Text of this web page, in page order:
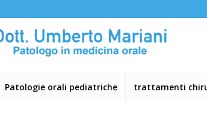
Patologie orali pediatriche trattamenti